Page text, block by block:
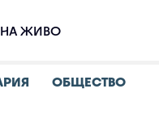
НА ЖИВО
ОБЩЕСТВО